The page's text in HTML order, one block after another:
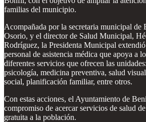
familias del municipio.
Acompañada por la secretaria municipal de
Osorio, y el director de Salud Municipal,
Rodríguez, la Presidenta Municipal
personal de asistencia médica que apoya a
diferentes servicios que ofrecen las
psicología, medicina preventiva, salud
social, planificación familiar, entre otros.
Con estas acciones, el Ayuntamiento de
compromiso de acercar servicios de salud
gratuita a la población.